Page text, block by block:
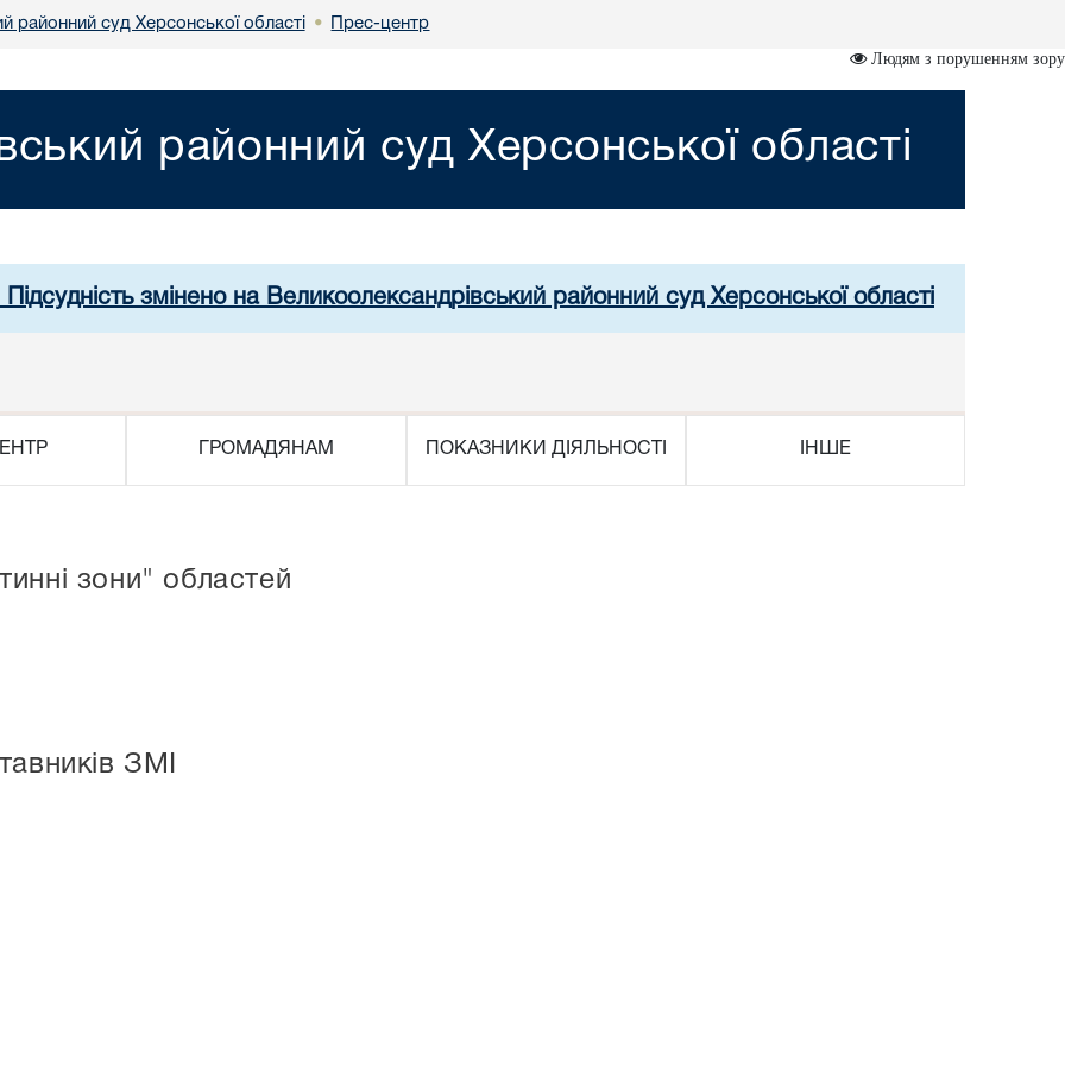
районний суд Херсонської області • Прес-центр
Людям з порушенням зору
районний суд Херсонської області
змінено на Великоолександрівський районний суд Херсонської області
ГРОМАДЯНАМ ПОКАЗНИКИ ДІЯЛЬНОСТІ ІНШЕ
зони" областей
ЗМІ